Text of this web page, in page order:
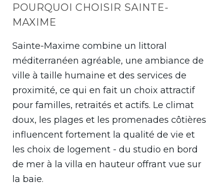
POURQUOI CHOISIR SAINTE-
MAXIME
Sainte-Maxime combine un littoral
méditerranéen agréable, une ambiance de
ville à taille humaine et des services de
proximité, ce qui en fait un choix attractif
pour familles, retraités et actifs. Le climat
doux, les plages et les promenades côtières
influencent fortement la qualité de vie et
les choix de logement - du studio en bord
de mer à la villa en hauteur offrant vue sur
la baie.